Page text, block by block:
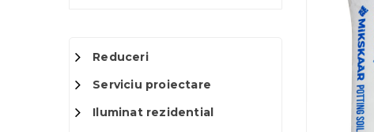
Reduceri
Serviciu proiectare
Iluminat rezidential